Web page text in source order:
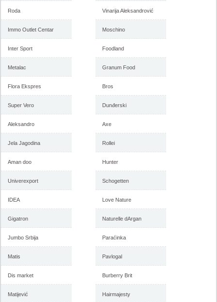
-istekla akcija-
-istekla akcija-
decembar 2017
Roda
Immo Outlet Centar
Inter Sport
Metalac
Flora Ekspres
Super Vero
Aleksandro
Jela Jagodina
Aman doo
Univerexport
IDEA
Gigatron
Jumbo Srbija
Matis
Dis market
Matijević
Vinarija Aleksandrović
Moschino
Foodland
Granum Food
Bros
Dunđerski
Axe
Rollei
Hunter
Schogetten
Love Nature
Naturelle dArgan
Paraćinka
Pavlogal
Burberry Brit
Hairmajesty